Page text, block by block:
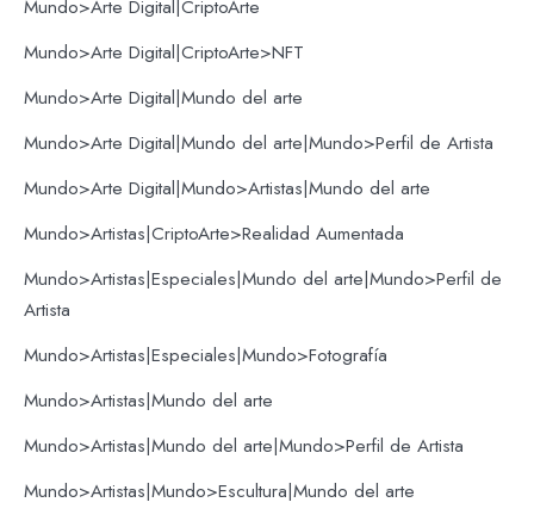
Mundo>Arte Digital|CriptoArte
Mundo>Arte Digital|CriptoArte>NFT
Mundo>Arte Digital|Mundo del arte
Mundo>Arte Digital|Mundo del arte|Mundo>Perfil de Artista
Mundo>Arte Digital|Mundo>Artistas|Mundo del arte
Mundo>Artistas|CriptoArte>Realidad Aumentada
Mundo>Artistas|Especiales|Mundo del arte|Mundo>Perfil de
Artista
Mundo>Artistas|Especiales|Mundo>Fotografía
Mundo>Artistas|Mundo del arte
Mundo>Artistas|Mundo del arte|Mundo>Perfil de Artista
Mundo>Artistas|Mundo>Escultura|Mundo del arte